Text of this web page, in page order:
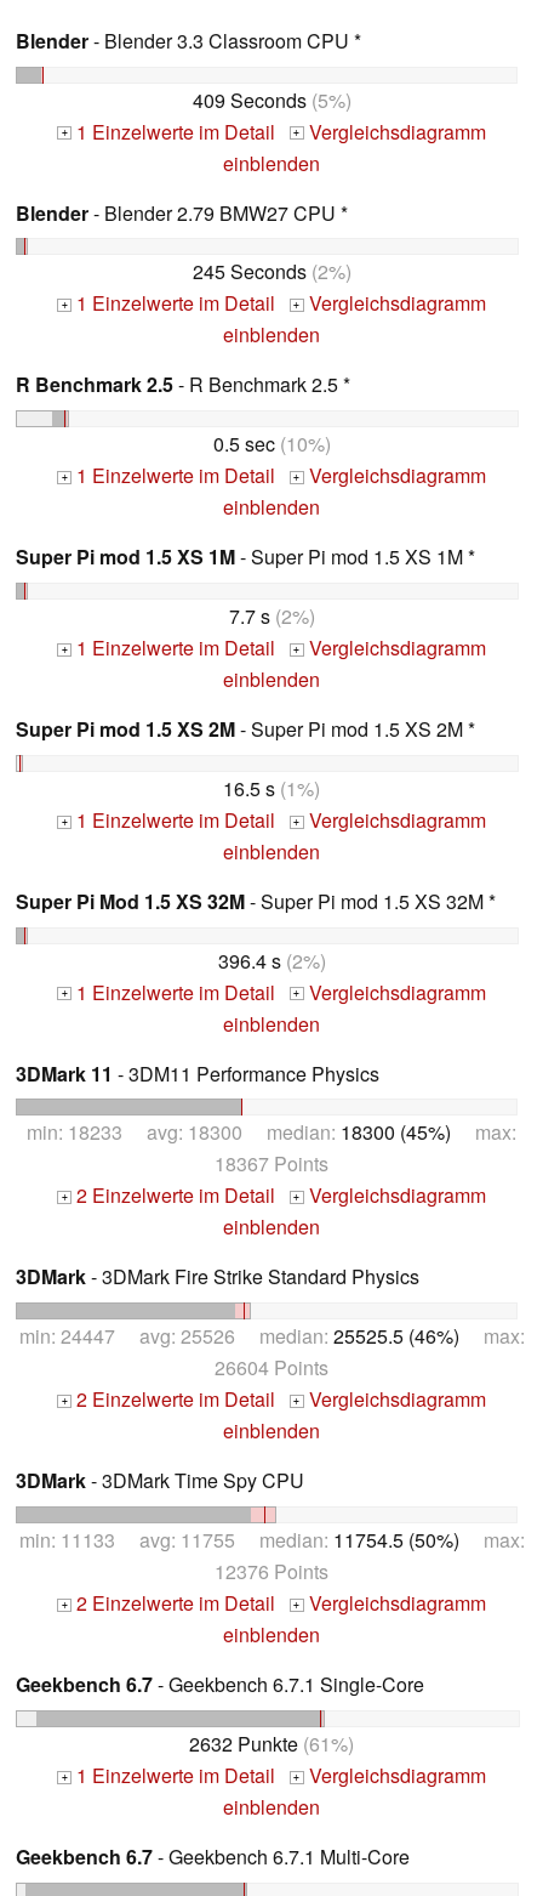
Blender- Blender 3.3 Classroom CPU *
409 Seconds(5%)
+ 1 Einzelwerte im Detail + Vergleichsdiagramm
einblenden
Blender- Blender 2.79 BMW27 CPU *
245 Seconds(2%)
+ 1 Einzelwerte im Detail + Vergleichsdiagramm
einblenden
R Benchmark 2.5- R Benchmark 2.5 *
0.5 sec(10%)
+ 1 Einzelwerte im Detail + Vergleichsdiagramm
einblenden
Super Pi mod 1.5 XS 1M- Super Pi mod 1.5 XS 1M *
7.7 s(2%)
+ 1 Einzelwerte im Detail + Vergleichsdiagramm
einblenden
Super Pi mod 1.5 XS 2M- Super Pi mod 1.5 XS 2M *
16.5 s (1%)
+ 1 Einzelwerte im Detail + Vergleichsdiagramm
einblenden
Super Pi Mod 1.5 XS 32M- Super Pi mod 1.5 XS 32M *
396.4 s(2%)
+ 1 Einzelwerte im Detail + Vergleichsdiagramm
einblenden
3DMark 11 - 3DM11 Performance Physics
min: 18233 avg: 18300 median: 18300 (45%) max:
18367 Points
+ 2 Einzelwerte im Detail + Vergleichsdiagramm
einblenden
3DMark- 3DMark Fire Strike Standard Physics
min: 24447 avg: 25526 median: 25525.5 (46%) max:
26604 Points
+ 2 Einzelwerte im Detail + Vergleichsdiagramm
einblenden
3DMark- 3DMark Time Spy CPU
min: 11133 avg: 11755 median: 11754.5 (50%) max:
12376 Points
+ 2 Einzelwerte im Detail + Vergleichsdiagramm
einblenden
Geekbench 6.7- Geekbench 6.7.1 Single-Core
2632 Punkte (61%)
+ 1 Einzelwerte im Detail + Vergleichsdiagramm
einblenden
Geekbench 6.7- Geekbench 6.7.1 Multi-Core